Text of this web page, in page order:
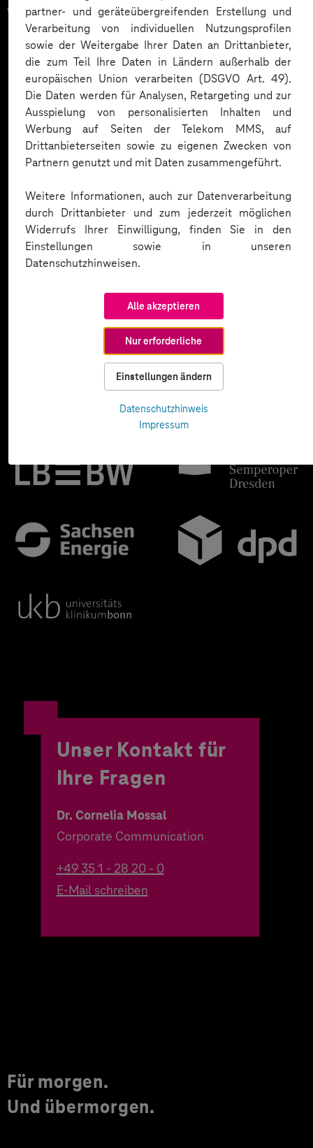
partner- und geräteübergreifenden Erstellung und
Verarbeitung von individuellen Nutzungsprofilen
sowie der Weitergabe Ihrer Daten an Drittanbieter,
die zum Teil Ihre Daten in Ländern außerhalb der
europäischen Union verarbeiten (DSGVO Art. 49).
Die Daten werden für Analysen, Retargeting und zur
Ausspielung von personalisierten Inhalten und
Werbung auf Seiten der Telekom MMS, auf
Drittanbieterseiten sowie zu eigenen Zwecken von
Partnern genutzt und mit Daten zusammengeführt.
Weitere Informationen, auch zur Datenverarbeitung
durch Drittanbieter und zum jederzeit möglichen
Widerrufs Ihrer Einwilligung, finden Sie in den
Einstellungen sowie in unseren
Datenschutzhinweisen.
Alle akzeptieren
Nur erforderliche
Einstellungen ändern
Datenschutzhinweis
Impressum
vertrauen auf unsere
Expertise. Hier eine Auswahl:
Unser Kontakt für
Ihre Fragen
Dr. Cornelia Mossal
Corporate Communication
+49 35 1 - 28 20 - 0
E-Mail schreiben
Für morgen.
Und übermorgen.